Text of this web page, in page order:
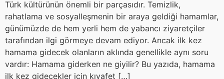
Türk kültürünün önemli bir parçasıdır. Temizlik,
rahatlama ve sosyalleşmenin bir araya geldiği hamamlar,
günümüzde de hem yerli hem de yabancı ziyaretçiler
tarafından ilgi görmeye devam ediyor. Ancak ilk kez
hamama gidecek olanların aklında genellikle aynı soru
vardır: Hamama giderken ne giyilir? Bu yazıda, hamama
ilk kez gidecekler için kıyafet […]